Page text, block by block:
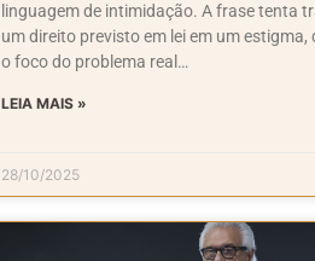
linguagem de intimidação. A frase tenta
um direito previsto em lei em um estigma,
o foco do problema real…
LEIA MAIS »
28/10/2025